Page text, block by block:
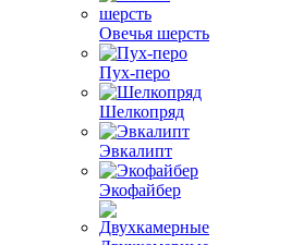
Овечья шерсть
Пух-перо
Шелкопряд
Эвкалипт
Экофайбер